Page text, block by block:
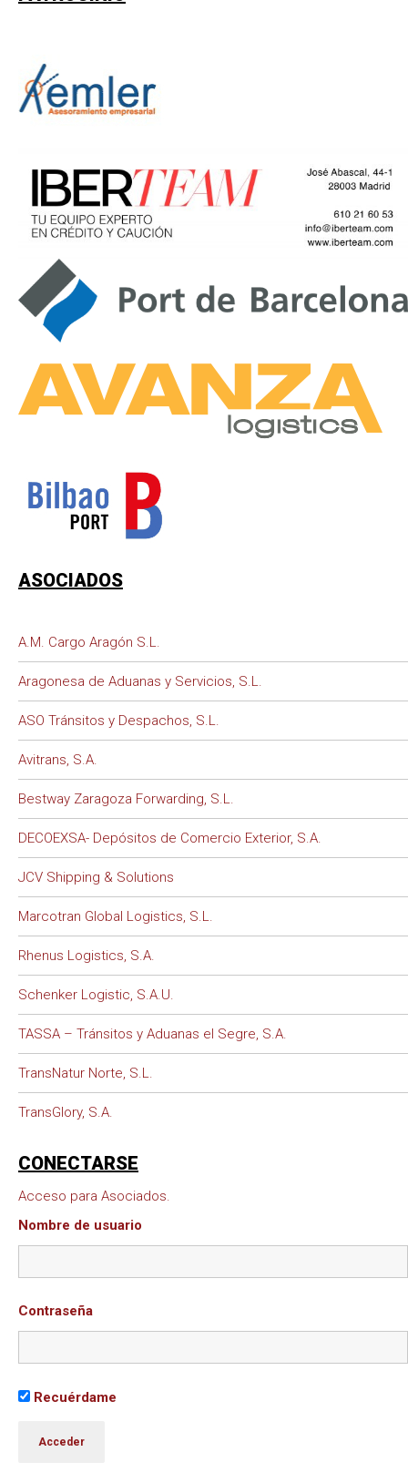
ASOCIADOS
A.M. Cargo Aragón S.L.
Aragonesa de Aduanas y Servicios, S.L.
ASO Tránsitos y Despachos, S.L.
Avitrans, S.A.
Bestway Zaragoza Forwarding, S.L.
DECOEXSA- Depósitos de Comercio Exterior, S.A.
JCV Shipping & Solutions
Marcotran Global Logistics, S.L.
Rhenus Logistics, S.A.
Schenker Logistic, S.A.U.
TASSA – Tránsitos y Aduanas el Segre, S.A.
TransNatur Norte, S.L.
TransGlory, S.A.
CONECTARSE
Acceso para Asociados.
Nombre de usuario
Contraseña
Recuérdame